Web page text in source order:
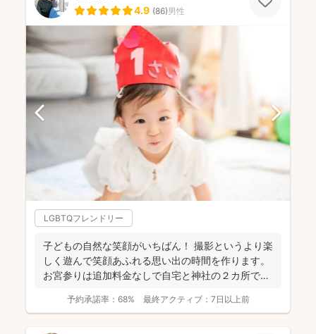
4.9 (86)男性
LGBTQフレンドリー
子どもの自然な笑顔がいちばん！ 撮影というより楽
しく遊んで笑顔あふれる思い出の時間を作ります。
お宮参りは追加料金なしで自宅と神社の２カ所で撮
予約承諾率： 68% 最終アクティブ： 7日以上前